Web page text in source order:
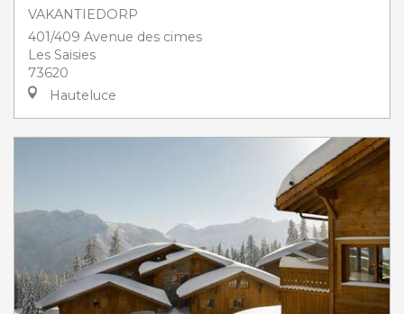
VAKANTIEDORP
401/409 Avenue des cimes
Les Saisies
73620
Hauteluce